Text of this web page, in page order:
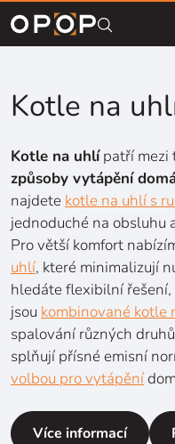
Přejít na hlavní obsah
Kotle na
Kotle na uhlípatří mezi
způsoby vytápění
najdete kotle na uhlí s
jednoduché na obsluhu
Pro větší komfort
uhlí, které minimalizují
hledáte flexibilní řešení,
jsou kombinované kotle
spalování různých
splňují přísné emisní
volbou pro vytápění
Více informací